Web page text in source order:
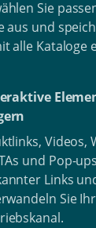
Sie
aus und
alle Kataloge
Videos,
und Pop-
Links
Sie